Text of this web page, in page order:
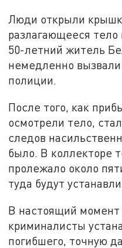
Люди открыли
разлагающееся
50-летний житель
немедленно
полиции.
После того, как
осмотрели тело,
следов
было. В коллекторе
пролежало около
туда будут
В настоящий момент
криминалисты
погибшего, точную